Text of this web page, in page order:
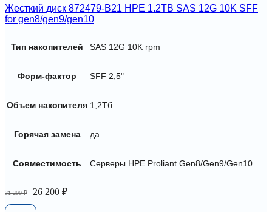
Жесткий диск 872479-B21 HPE 1.2TB SAS 12G 10K SFF
for gen8/gen9/gen10
Тип накопителей SAS 12G 10K rpm
Форм-фактор SFF 2,5"
Объем накопителя 1,2Тб
Горячая замена да
Совместимость Серверы HPE Proliant Gen8/Gen9/Gen10
31 200₽
Первоначальная
цена
31
26 200 ₽Текущая